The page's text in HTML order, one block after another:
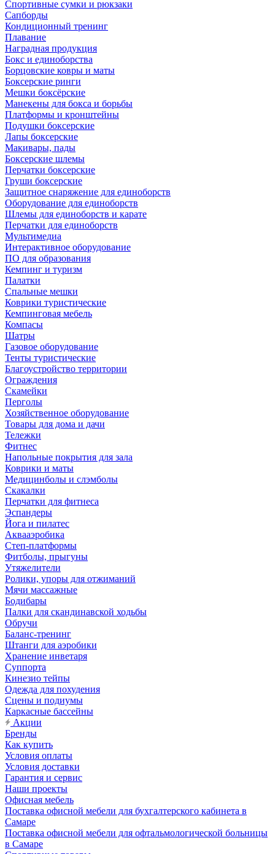
Спортивные сумки и рюкзаки
Сапборды
Кондиционный тренинг
Плавание
Наградная продукция
Бокс и единоборства
Борцовские ковры и маты
Боксерские ринги
Мешки боксёрские
Манекены для бокса и борьбы
Платформы и кронштейны
Подушки боксерские
Лапы боксерские
Макивары, пады
Боксерские шлемы
Перчатки боксерские
Груши боксерские
Защитное снаряжение для единоборств
Оборудование для единоборств
Шлемы для единоборств и карате
Перчатки для единоборств
Мультимедиа
Интерактивное оборудование
ПО для образования
Кемпинг и туризм
Палатки
Спальные мешки
Коврики туристические
Кемпинговая мебель
Компасы
Шатры
Газовое оборудование
Тенты туристические
Благоустройство территории
Ограждения
Скамейки
Перголы
Хозяйственное оборудование
Товары для дома и дачи
Тележки
Фитнес
Напольные покрытия для зала
Коврики и маты
Медицинболы и слэмболы
Скакалки
Перчатки для фитнеса
Эспандеры
Йога и пилатес
Аквааэробика
Степ-платформы
Фитболы, прыгуны
Утяжелители
Ролики, упоры для отжиманий
Мячи массажные
Бодибары
Палки для скандинавской ходьбы
Обручи
Баланс-тренинг
Штанги для аэробики
Хранение инветаря
Суппорта
Кинезио тейпы
Одежда для похудения
Сцены и подиумы
Каркасные бассейны
Акции
Бренды
Как купить
Условия оплаты
Условия доставки
Гарантия и сервис
Наши проекты
Офисная мебель
Поставка офисной мебели для бухгалтерского кабинета в
Самаре
Поставка офисной мебели для офтальмологической больницы
в Самаре